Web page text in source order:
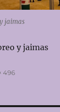
jaimas
y jaimas
496